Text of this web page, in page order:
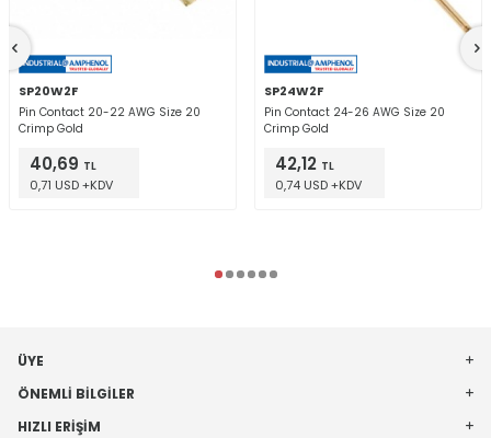
SP20W2F
Pin Contact 20-22 AWG Size 20
Crimp Gold
40,69 TL
0,71 USD +KDV
SP24W2F
Pin Contact 24-26 AWG Size 20
Crimp Gold
42,12 TL
0,74 USD +KDV
ÜYE
ÖNEMLI BILGILER
HIZLI ERIŞIM